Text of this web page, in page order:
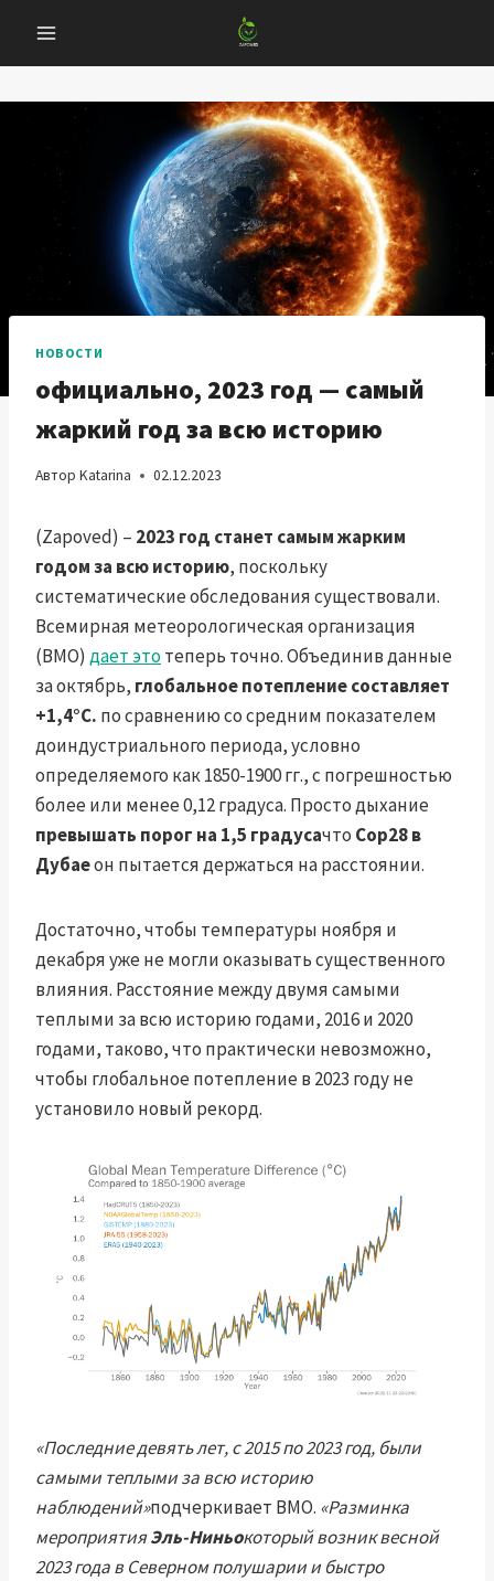
содержанию
НОВОСТИ
официально, 2023 год — самый
жаркий год за всю историю
Автор Katarina 02.12.2023
(Zapoved) – 2023 год станет самым жарким
годом за всю историю, поскольку
систематические обследования существовали.
Всемирная метеорологическая организация
(ВМО) дает этотеперь точно. Объединив данные
за октябрь, глобальное потепление составляет
+1,4°C. по сравнению со средним показателем
доиндустриального периода, условно
определяемого как 1850-1900 гг., с погрешностью
более или менее 0,12 градуса. Просто дыхание
превышать порог на 1,5 градусачто Cop28 в
Дубаеон пытается держаться на расстоянии.
Достаточно, чтобы температуры ноября и
декабря уже не могли оказывать существенного
влияния. Расстояние между двумя самыми
теплыми за всю историю годами, 2016 и 2020
годами, таково, что практически невозможно,
чтобы глобальное потепление в 2023 году не
установило новый рекорд.
«Последние девять лет, с 2015 по 2023 год, были
самыми теплыми за всю историю
наблюдений»подчеркивает ВМО. «Разминка
мероприятияЭль-Ниньокоторый возник весной
2023 года в Северном полушарии и быстро